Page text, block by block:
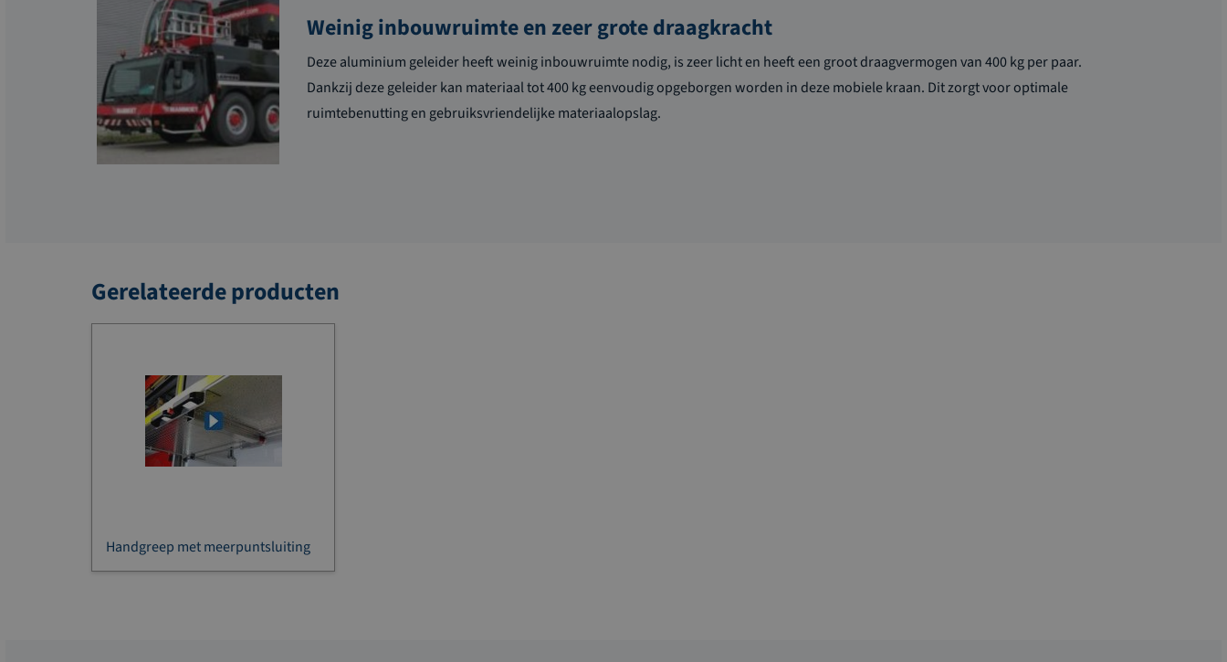
Weinig inbouwruimte en zeer grote draagkracht
Deze aluminium geleider heeft weinig inbouwruimte nodig, is zeer licht en heeft een groot draagvermogen van 400 kg per paar.
Dankzij deze geleider kan materiaal tot 400 kg eenvoudig opgeborgen worden in deze mobiele kraan. Dit zorgt voor optimale
ruimtebenutting en gebruiksvriendelijke materiaalopslag.
Gerelateerde producten
Handgreep met meerpuntsluiting